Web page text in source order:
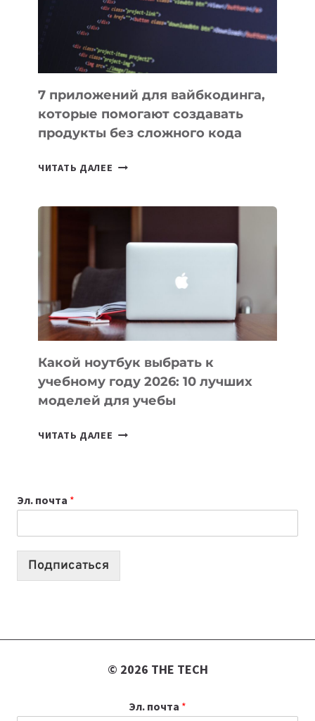
7 приложений для вайбкодинга,
которые помогают создавать
продукты без сложного кода
ЧИТАТЬ ДАЛЕЕ
ПОМОГАЮТ
СОЗДАВАТЬ
БЕЗ
СЛОЖНОГО
КОДА
Какой ноутбук выбрать к
учебному году 2026: 10 лучших
моделей для учебы
ЧИТАТЬ ДАЛЕЕ КАКОЙ
2026:
10
Эл. почта *
Подписаться
© 2026 THE TECH
Эл. почта *